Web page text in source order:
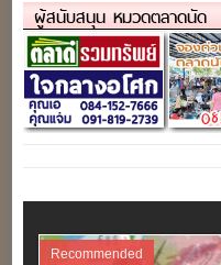
ผู้สนับสนุน หมวดตลาดนัด
Recommended